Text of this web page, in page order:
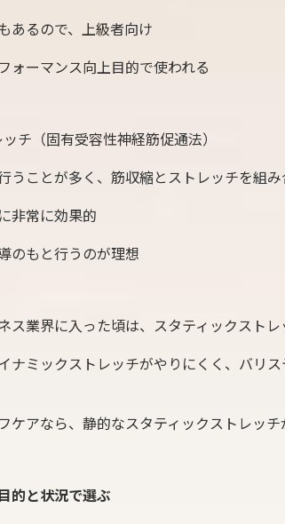
あるので、上級者向け
ォーマンス向上目的で使われる
チ（固有受容性神経筋促通法）
うことが多く、筋収縮とストレッチを組み
非常に効果的
のもと行うのが理想
ス業界に入った頃は、スタティックストレ
ナミックストレッチがやりにくく、バリ
ケアなら、静的なスタティックストレッチ
的と状況で選ぶ